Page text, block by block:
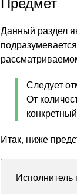
Предмет
Данный раздел
Следует
От
Итак, ниже
Исполнитель